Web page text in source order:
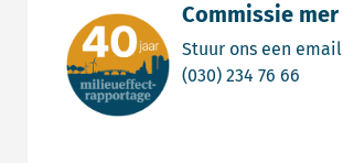
Commissie mer
Stuur ons een email
(030) 234 76 66